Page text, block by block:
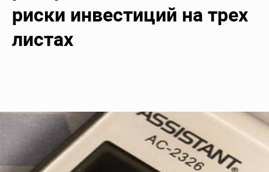
риски инвестиций на трех
листах